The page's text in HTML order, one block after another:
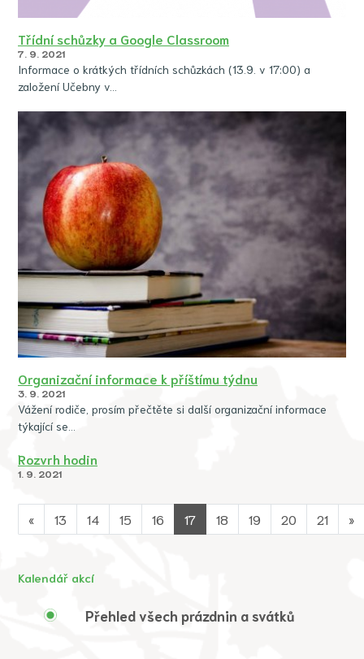
Třídní schůzky a Google Classroom
7. 9. 2021
Informace o krátkých třídních schůzkách (13.9. v 17:00) a
založení Učebny v…
Organizační informace k příštímu týdnu
3. 9. 2021
Vážení rodiče, prosím přečtěte si další organizační informace
týkající se…
Rozvrh hodin
1. 9. 2021
« 13 14 15 16 17 18 19 20 21 »
Kalendář akcí
Přehled všech prázdnin a svátků